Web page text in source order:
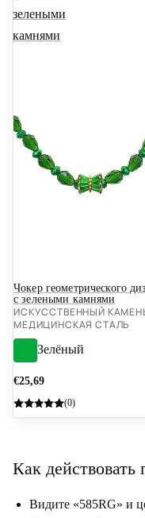
зелеными
камнями
Новинка
Чокер геометрического
с зелеными камнями
ИСКУССТВЕННЫЙ
МЕДИЦИНСКАЯ СТАЛЬ
Зелёный
€25,69
(0)
Как действовать
Видите «585RG» и